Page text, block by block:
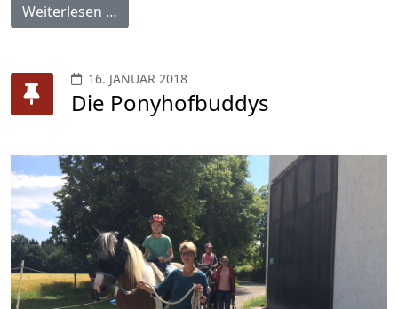
Weiterlesen …
16. JANUAR 2018
Die Ponyhofbuddys